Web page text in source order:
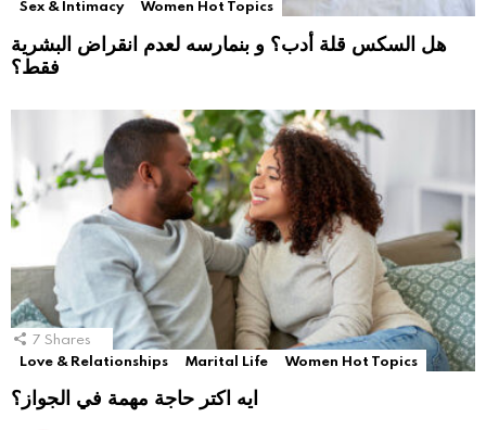
Sex & Intimacy
Women Hot Topics
هل السكس قلة أدب؟ و بنمارسه لعدم انقراض البشرية
فقط؟
7 Shares
Love & Relationships
Marital Life Women Hot Topics
ايه اكتر حاجة مهمة في الجواز؟